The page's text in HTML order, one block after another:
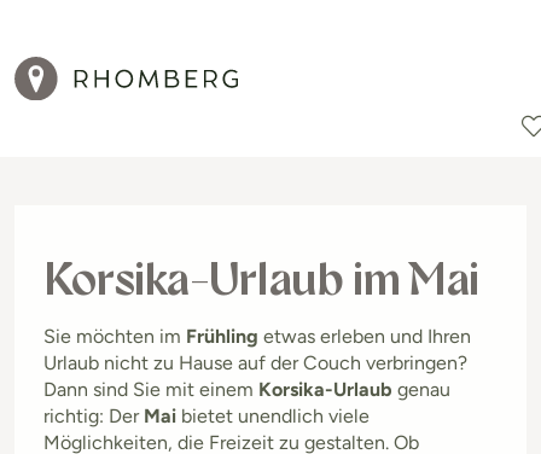
Korsika-Urlaub im Mai
Sie möchten im Frühling etwas erleben und Ihren
Urlaub nicht zu Hause auf der Couch verbringen?
Dann sind Sie mit einem Korsika-Urlaub genau
richtig: Der Mai bietet unendlich viele
Möglichkeiten, die Freizeit zu gestalten. Ob